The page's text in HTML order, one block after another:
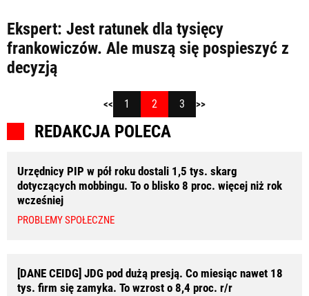
Ekspert: Jest ratunek dla tysięcy
frankowiczów. Ale muszą się pospieszyć z
decyzją
<< 1 2 3 >>
REDAKCJA POLECA
Urzędnicy PIP w pół roku dostali 1,5 tys. skarg
dotyczących mobbingu. To o blisko 8 proc. więcej niż rok
wcześniej
PROBLEMY SPOŁECZNE
[DANE CEIDG] JDG pod dużą presją. Co miesiąc nawet 18
tys. firm się zamyka. To wzrost o 8,4 proc. r/r